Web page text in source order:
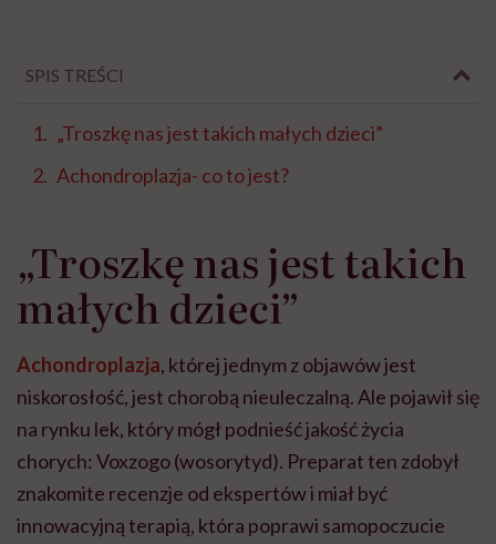
SPIS TREŚCI
„Troszkę nas jest takich małych dzieci”
Achondroplazja- co to jest?
„Troszkę nas jest takich
małych dzieci”
Achondroplazja, której jednym z objawów jest
niskorosłość, jest chorobą nieuleczalną. Ale pojawił się
na rynku lek, który mógł podnieść jakość życia
chorych: Voxzogo (wosorytyd). Preparat ten zdobył
znakomite recenzje od ekspertów i miał być
innowacyjną terapią, która poprawi samopoczucie